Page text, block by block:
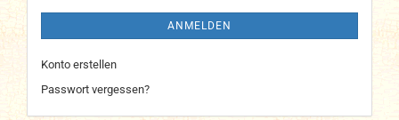
ANMELDEN
Konto erstellen
Passwort vergessen?